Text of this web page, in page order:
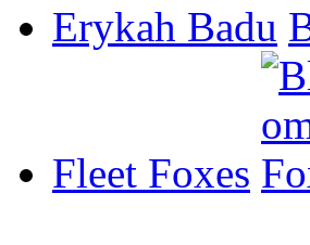
Erykah Badu
Fleet Foxes